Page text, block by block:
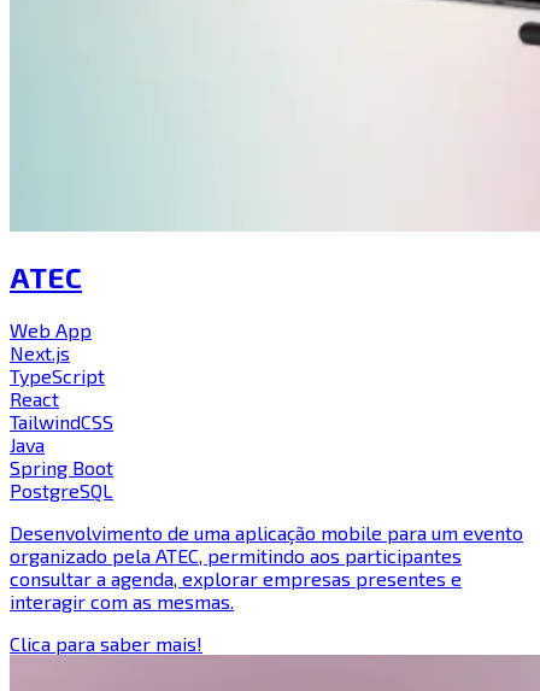
ATEC
Web App
Next.js
TypeScript
React
TailwindCSS
Java
Spring Boot
PostgreSQL
Desenvolvimento de uma aplicação mobile para um evento
organizado pela ATEC, permitindo aos participantes
consultar a agenda, explorar empresas presentes e
interagir com as mesmas.
Clica para saber mais!